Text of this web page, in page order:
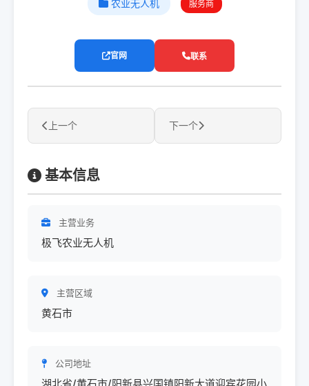
农业无人机 服务商
官网 联系
上一个 下一个
基本信息
主营业务
极飞农业无人机
主营区域
黄石市
公司地址